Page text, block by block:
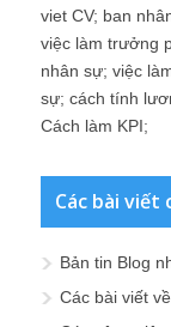
viet CV; ban
việc làm trưởng
nhân sự; việc
sự; cách tính
Cách làm KPI;
Các bài viết
Bản tin Blog
Các bài viết